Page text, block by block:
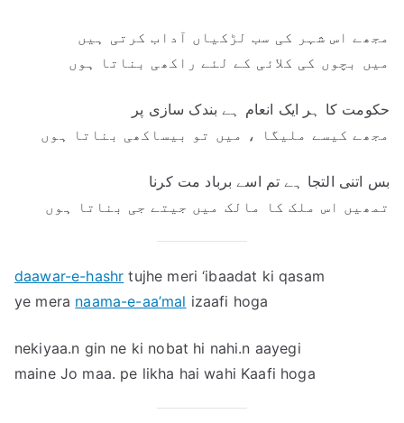
مجھے اس شہر کی سب لڑکیاں آداب کرتی ہیں
میں بچوں کی کلائی کے لئے راکھی بناتا ہوں
حکومت کا ہر ایک انعام ہے بندک سازی پر
مجھے کیسے ملیگا ، میں تو بیساکھی بناتا ہوں
بس اتنی التجا ہے تم اسے برباد مت کرنا
تمھیں اس ملک کا مالک میں جیتے جی بناتا ہوں
daawar-e-hashr tujhe meri ‘ibaadat ki qasam
ye mera naama-e-aa’mal izaafi hoga
nekiyaa.n gin ne ki nobat hi nahi.n aayegi
maine Jo maa. pe likha hai wahi Kaafi hoga